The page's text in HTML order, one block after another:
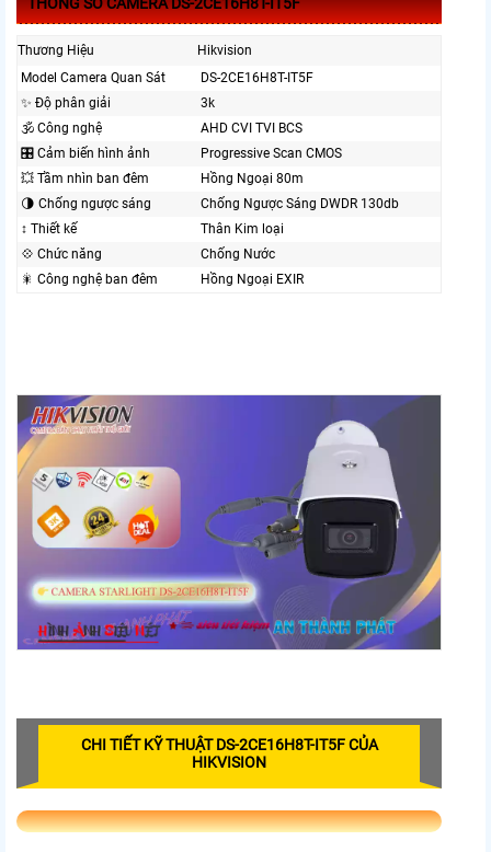
Thương Hiệu
Hikvision
Model Camera Quan Sát
DS-2CE16H8T-IT5F
✨ Độ phân giải
3k
🕉️ Công nghệ
AHD CVI TVI BCS
🎛 Cảm biến hình ảnh
Progressive Scan CMOS
💥 Tầm nhìn ban đêm
Hồng Ngoại 80m
🌗 Chống ngược sáng
Chống Ngược Sáng DWDR 130db
↕️ Thiết kế
Thân Kim loại
💠 Chức năng
Chống Nước
🎇 Công nghệ ban đêm
Hồng Ngoại EXIR
CHI TIẾT KỸ THUẬT DS-2CE16H8T-IT5F CỦA
HIKVISION